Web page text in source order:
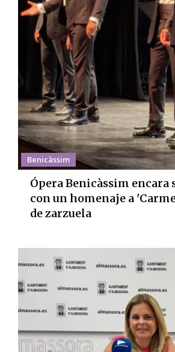
Benicàssim
Ópera Benicàssim encara
con un homenaje a
de zarzuela